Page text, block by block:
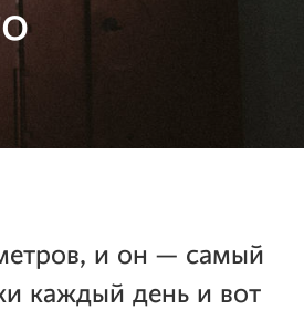
и он — самый
каждый день и вот